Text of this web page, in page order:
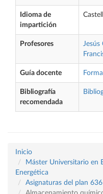
Idioma de
impartición
Profesores Jesús
Guía docente
Bibliografía
recomendada
Inicio
Máster Universitario en
Energética
Asignaturas del plan 636